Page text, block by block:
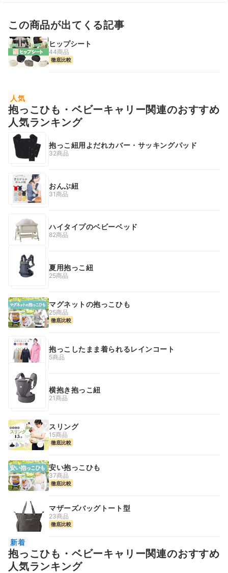
この商品が出てくる記事
ヒップシート
44商品
徹底比較
人気
抱っこひも・ベビーキャリー関連のおすすめ
人気ランキング
抱っこ紐用よだれカバー・サッキングパッド
32商品
おんぶ紐
31商品
ハイタイプのベビーベッド
82商品
夏用抱っこ紐
25商品
マグネットの抱っこひも
25商品
徹底比較
抱っこしたまま着られるレインコート
5商品
横抱き抱っこ紐
21商品
スリング
15商品
徹底比較
安い抱っこひも
37商品
徹底比較
マザーズバッグトート型
23商品
徹底比較
新着
抱っこひも・ベビーキャリー関連のおすすめ
人気ランキング